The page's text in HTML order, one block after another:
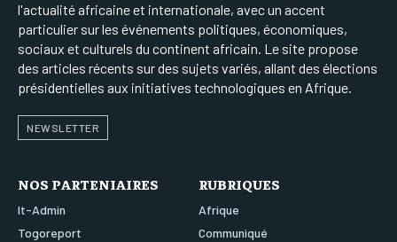
l'actualité africaine et internationale, avec un accent
particulier sur les événements politiques, économiques,
sociaux et culturels du continent africain. Le site propose
des articles récents sur des sujets variés, allant des élections
présidentielles aux initiatives technologiques en Afrique.
NEWSLETTER
NOS PARTENIAIRES
It-Admin
Togoreport
RUBRIQUES
Afrique
Communiqué